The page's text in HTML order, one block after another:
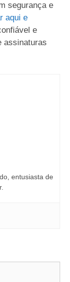
segurança e
aqui e
e
assinaturas
entusiasta de